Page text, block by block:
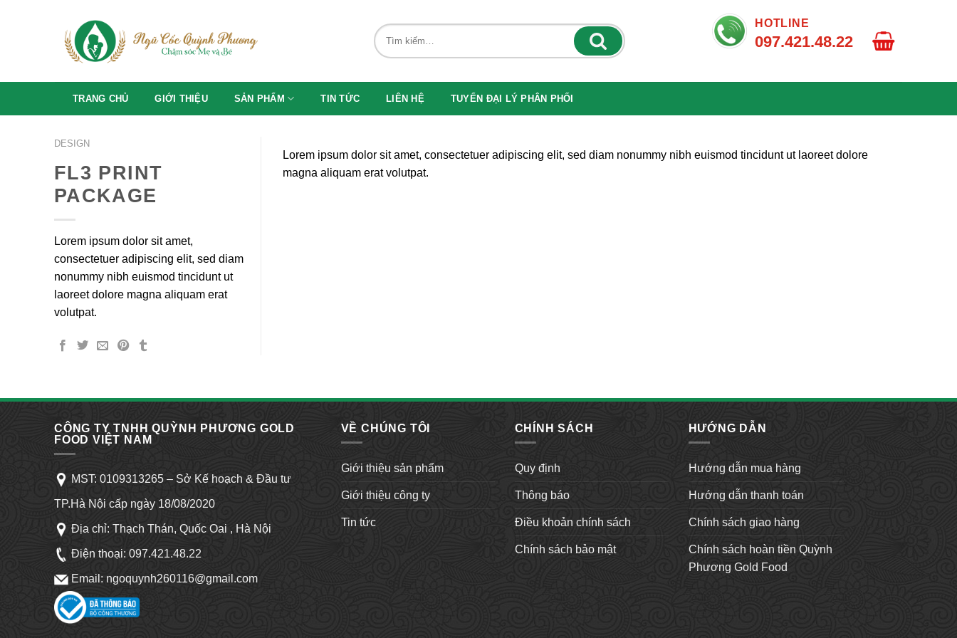
HOTLINE
097.421.48.22
TRANG CHỦ GIỚI THIỆU SẢN PHẨM TIN TỨC LIÊN HỆ TUYỂN ĐẠI LÝ PHÂN PHỐI
DESIGN
FL3 PRINT
PACKAGE
Lorem ipsum dolor sit amet,
consectetuer adipiscing elit, sed diam
nonummy nibh euismod tincidunt ut
laoreet dolore magna aliquam erat
volutpat.
Lorem ipsum dolor sit amet, consectetuer adipiscing elit, sed diam nonummy nibh euismod tincidunt ut laoreet dolore
magna aliquam erat volutpat.
CÔNG TY TNHH QUỲNH PHƯƠNG GOLD
FOOD VIỆT NAM
MST: 0109313265 – Sở Kế hoạch & Đầu tư
TP.Hà Nội cấp ngày 18/08/2020
Địa chỉ: Thạch Thán, Quốc Oai , Hà Nội
Điện thoại: 097.421.48.22
Email: ngoquynh260116@gmail.com
VỀ CHÚNG TÔI
Giới thiệu sản phẩm
Giới thiệu công ty
Tin tức
CHÍNH SÁCH
Quy định
Thông báo
Điều khoản chính sách
Chính sách bảo mật
HƯỚNG DẪN
Hướng dẫn mua hàng
Hướng dẫn thanh toán
Chính sách giao hàng
Chính sách hoàn tiền Quỳnh
Phương Gold Food